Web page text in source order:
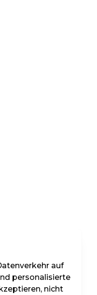
auf
personalisierte
nicht